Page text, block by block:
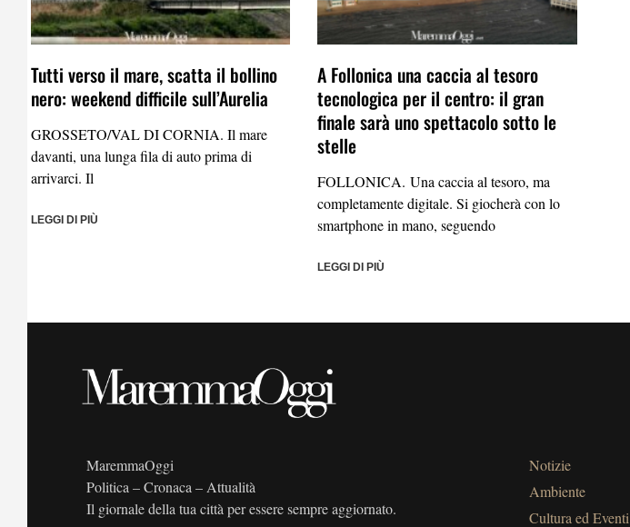
Tutti verso il mare, scatta il bollino
nero: weekend difficile sull’Aurelia
GROSSETO/VAL DI CORNIA. Il mare
davanti, una lunga fila di auto prima di
arrivarci. Il
LEGGI DI PIÙ
A Follonica una caccia al tesoro
tecnologica per il centro: il gran
finale sarà uno spettacolo sotto le
stelle
FOLLONICA. Una caccia al tesoro, ma
completamente digitale. Si giocherà con lo
smartphone in mano, seguendo
LEGGI DI PIÙ
MaremmaOggi
Politica – Cronaca – Attualità
Il giornale della tua città per essere sempre aggiornato.
Notizie
Ambiente
Cultura ed Eventi